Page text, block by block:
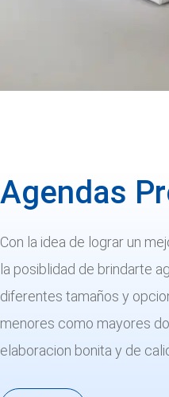
Agendas
Con la idea de lograr un
la posiblidad de brindarte
diferentes tamaños y
menores como mayores
elaboracion bonita y de